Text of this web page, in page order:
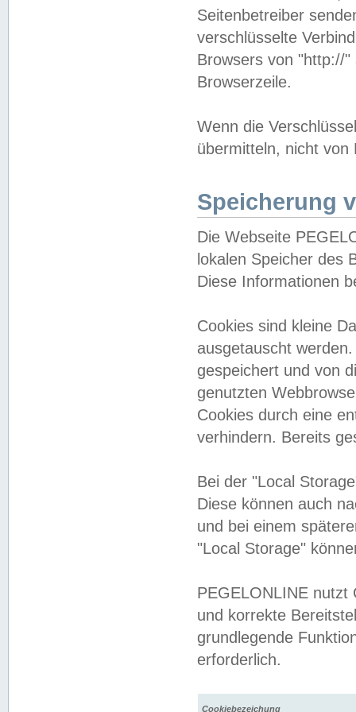
Seitenbetreiber
verschlüsselte
Browsers von "http://
Browserzeile.
Wenn die
übermitteln, nicht von
Speicherung
Die Webseite
lokalen Speicher des
Diese Informationen
Cookies sind kleine
ausgetauscht
gespeichert und von
genutzten
Cookies durch eine
verhindern. Bereits
Bei der "Local
Diese können auch
und bei einem
"Local Storage"
PEGELONLINE nutzt
und korrekte
grundlegende
erforderlich.
Cookiebezeichung